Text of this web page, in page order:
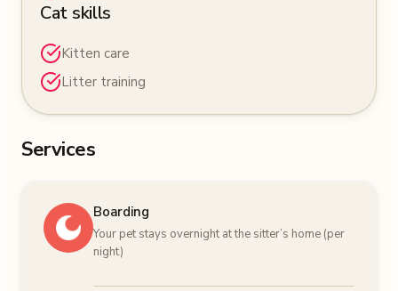
Cat skills
Kitten care
Litter training
Services
Boarding
Your pet stays overnight at the sitter’s home (per
night)